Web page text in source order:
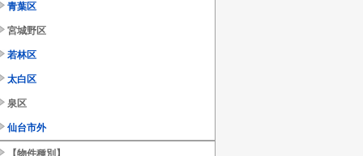
青葉区
宮城野区
若林区
太白区
泉区
仙台市外